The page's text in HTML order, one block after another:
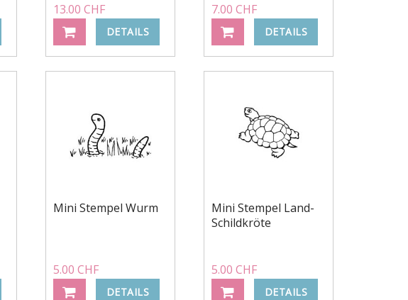
13.00 CHF
DETAILS
7.00 CHF
DETAILS
Mini Stempel Wurm
5.00 CHF
DETAILS
Mini Stempel Land-
Schildkröte
5.00 CHF
DETAILS